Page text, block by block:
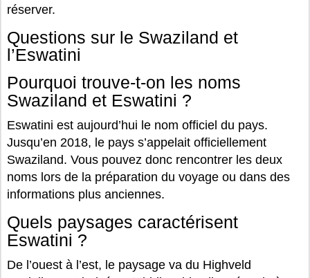
réserver.
Questions sur le Swaziland et
l’Eswatini
Pourquoi trouve-t-on les noms
Swaziland et Eswatini ?
Eswatini est aujourd’hui le nom officiel du pays.
Jusqu’en 2018, le pays s’appelait officiellement
Swaziland. Vous pouvez donc rencontrer les deux
noms lors de la préparation du voyage ou dans des
informations plus anciennes.
Quels paysages caractérisent
Eswatini ?
De l’ouest à l’est, le paysage va du Highveld